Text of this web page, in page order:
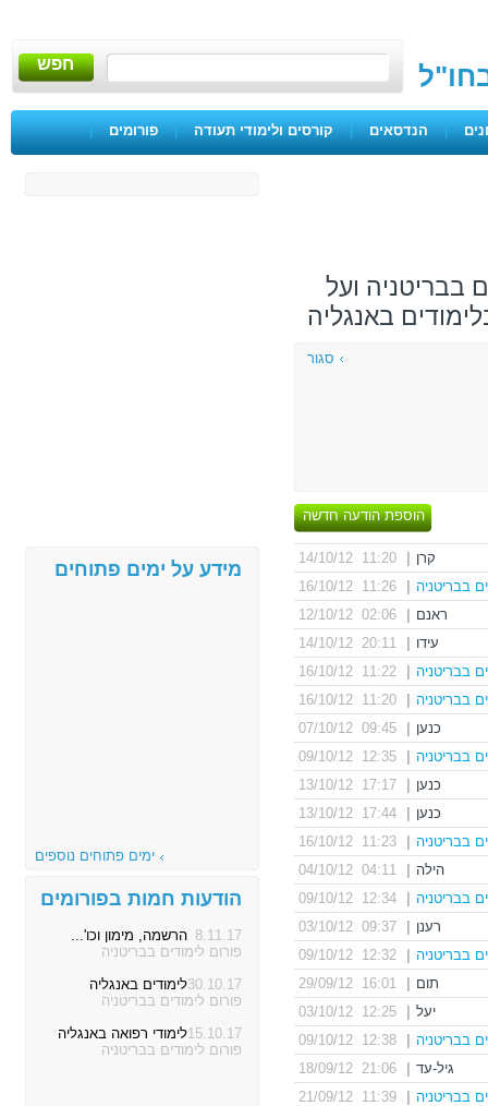
חפש
| הנדסאים | קורסים ולימודי תעודה | פורומים |
בבריטניה ועל
סגור
הוספת הודעה חדשה
קרן
11:20 14/10/12
בבריטניה
11:26 16/10/12
ראנם
02:06 12/10/12
עידו
20:11 14/10/12
בבריטניה
11:22 16/10/12
בבריטניה
11:20 16/10/12
כנען
09:45 07/10/12
בבריטניה
12:35 09/10/12
כנען
17:17 13/10/12
כנען
17:44 13/10/12
בבריטניה
11:23 16/10/12
הילה
04:11 04/10/12
בבריטניה
12:34 09/10/12
רענן
09:37 03/10/12
בבריטניה
12:32 09/10/12
תום
16:01 29/09/12
יעל
12:25 03/10/12
בבריטניה
12:38 09/10/12
גיל-עד
21:06 18/09/12
בבריטניה
11:39 21/09/12
מידע על ימים פתוחים
ימים פתוחים נוספים
הודעות חמות בפורומים
8.11.17 הרשמה, מימון וכו'...
פורום לימודים בבריטניה
30.10.17לימודים באנגליה
פורום לימודים בבריטניה
15.10.17לימודי רפואה באנגליה
פורום לימודים בבריטניה